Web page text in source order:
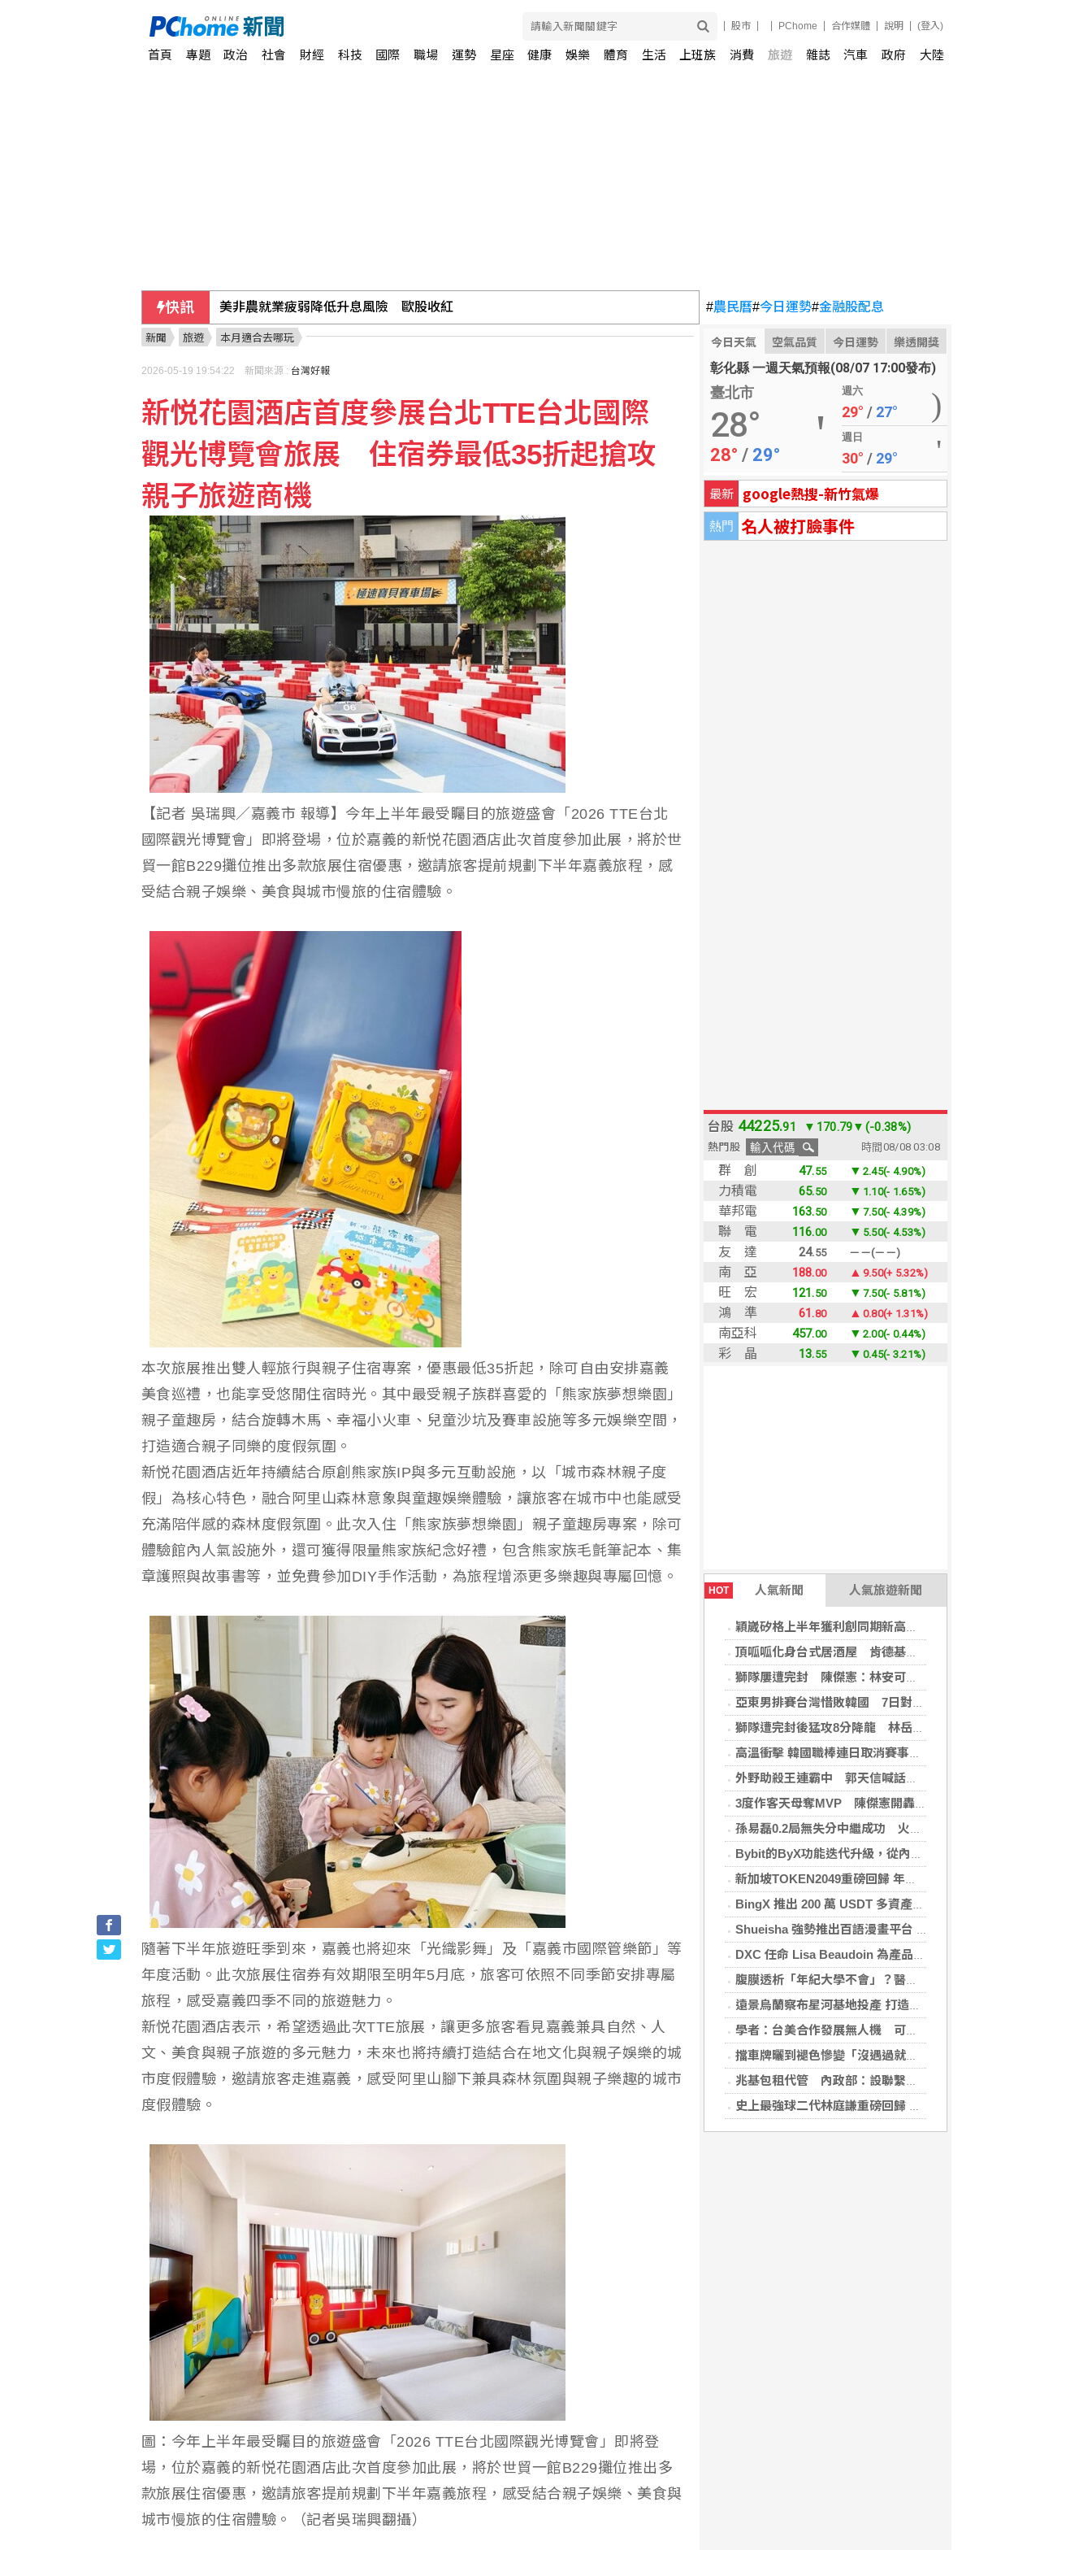
股市 PChome 合作媒體 說明 (登入)
首頁 專題 政治 社會 財經 科技 國際 職場 運勢 星座 健康 娛樂 體育 生活 上班族 消費 旅遊 雜誌 汽車 政府 大陸
快訊 美非農就業疲弱降低升息風險 歐股收紅 #農民曆#今日運勢#金融股配息
今日天氣 空氣品質 今日運勢 樂透開獎
彰化縣 一週天氣預報(08/07 17:00發布)
臺北市
28°
28° / 29°
週六
29° / 27°
週日
30° / 29°
最新 google熱搜-新竹氣爆
熱門 名人被打臉事件
HOT 人氣新聞 人氣旅遊新聞
穎崴矽格上半年獲利創同期新高 AI先進製程需求帶動
頂呱呱化身台式居酒屋 肯德基聯名EVA攻漫迷
獅隊屢遭完封 陳傑憲：林安可這種天才也願改變
亞東男排賽台灣惜敗韓國 7日對戰日本拚4強
獅隊遭完封後猛攻8分降龍 林岳平：總是要發揮
高溫衝擊 韓國職棒連日取消賽事、11日起晚間7時開打
外野助殺王連霸中 郭天信喊話挑戰生涯百助殺
3度作客天母奪MVP 陳傑憲開轟擊退雙殺心魔
孫易磊0.2局無失分中繼成功 火腿擊敗軟銀
Bybit的ByX功能迭代升級，從內容平台全面進化為社交交易樞紐，新增多項特色功能
新加坡TOKEN2049重磅回歸 年度行業頂級盛會再度啟幕
BingX 推出 200 萬 USDT 多資產交易活動，聚焦當前最受關注的市場趨勢
Shueisha 強勢推出百語漫畫平台 MANGA MILLION 大舉進軍全球市場
DXC 任命 Lisa Beaudoin 為產品總監，以加速產品導向型增長
腹膜透析「年紀大學不會」？醫：年齡並非限制 評估還要看3面向
遠景烏蘭察布星河基地投產 打造吉瓦級AI基礎設施新模式
學者：台美合作發展無人機 可降對中依賴強化嚇阻
擋車牌曬到褪色慘變「沒遇過就好了」！崔始源親朝聖崩潰喊：記得常換照片
兆基包租代管 內政部：設聯繫諮詢窗口統一受理
史上最強球二代林庭謙重磅回歸 林庭謙可否取代雙林成為戰神吸鈔機?
新聞 旅遊 本月適合去哪玩
2026-05-19 19:54:22 新聞來源 : 台灣好報
新悦花園酒店首度參展台北TTE台北國際
觀光博覽會旅展 住宿券最低35折起搶攻
親子旅遊商機
【記者 吳瑞興／嘉義市 報導】今年上半年最受矚目的旅遊盛會「2026 TTE台北
國際觀光博覽會」即將登場，位於嘉義的新悦花園酒店此次首度參加此展，將於世
貿一館B229攤位推出多款旅展住宿優惠，邀請旅客提前規劃下半年嘉義旅程，感
受結合親子娛樂、美食與城市慢旅的住宿體驗。
本次旅展推出雙人輕旅行與親子住宿專案，優惠最低35折起，除可自由安排嘉義
美食巡禮，也能享受悠閒住宿時光。其中最受親子族群喜愛的「熊家族夢想樂園」
親子童趣房，結合旋轉木馬、幸福小火車、兒童沙坑及賽車設施等多元娛樂空間，
打造適合親子同樂的度假氛圍。
新悦花園酒店近年持續結合原創熊家族IP與多元互動設施，以「城市森林親子度
假」為核心特色，融合阿里山森林意象與童趣娛樂體驗，讓旅客在城市中也能感受
充滿陪伴感的森林度假氛圍。此次入住「熊家族夢想樂園」親子童趣房專案，除可
體驗館內人氣設施外，還可獲得限量熊家族紀念好禮，包含熊家族毛氈筆記本、集
章護照與故事書等，並免費參加DIY手作活動，為旅程增添更多樂趣與專屬回憶。
隨著下半年旅遊旺季到來，嘉義也將迎來「光織影舞」及「嘉義市國際管樂節」等
年度活動。此次旅展住宿券有效期限至明年5月底，旅客可依照不同季節安排專屬
旅程，感受嘉義四季不同的旅遊魅力。
新悦花園酒店表示，希望透過此次TTE旅展，讓更多旅客看見嘉義兼具自然、人
文、美食與親子旅遊的多元魅力，未來也將持續打造結合在地文化與親子娛樂的城
市度假體驗，邀請旅客走進嘉義，感受阿里山腳下兼具森林氛圍與親子樂趣的城市
度假體驗。
圖：今年上半年最受矚目的旅遊盛會「2026 TTE台北國際觀光博覽會」即將登
場，位於嘉義的新悦花園酒店此次首度參加此展，將於世貿一館B229攤位推出多
款旅展住宿優惠，邀請旅客提前規劃下半年嘉義旅程，感受結合親子娛樂、美食與
城市慢旅的住宿體驗。（記者吳瑞興翻攝）